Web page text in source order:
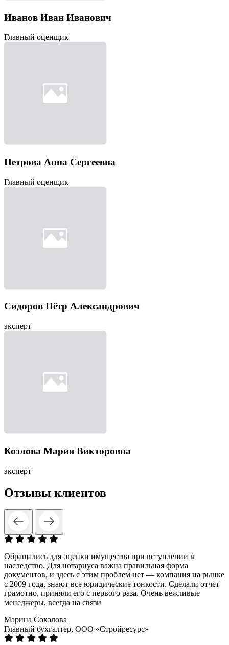
Иванов Иван Иванович
Главный оценщик
Петрова Анна Сергеевна
Главный оценщик
Сидоров Пётр Александрович
эксперт
Козлова Мария Викторовна
эксперт
Отзывы клиентов
Обращались для оценки имущества при вступлении в
наследство. Для нотариуса важна правильная форма
документов, и здесь с этим проблем нет — компания на рынке
с 2009 года, знают все юридические тонкости. Сделали отчет
грамотно, приняли его с первого раза. Очень вежливые
менеджеры, всегда на связи
Марина Соколова
Главный бухгалтер, ООО «Стройресурс»